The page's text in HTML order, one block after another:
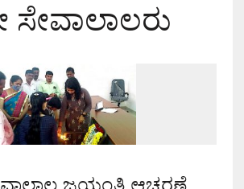
ಸೇವಾಲಾಲರು